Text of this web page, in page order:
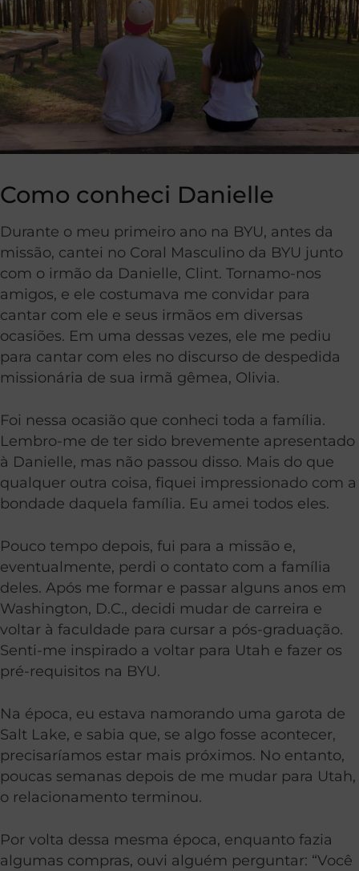
Como conheci Danielle
Durante o meu primeiro ano na BYU, antes da
missão, cantei no Coral Masculino da BYU junto
com o irmão da Danielle, Clint. Tornamo-nos
amigos, e ele costumava me convidar para
cantar com ele e seus irmãos em diversas
ocasiões. Em uma dessas vezes, ele me pediu
para cantar com eles no discurso de despedida
missionária de sua irmã gêmea, Olivia.
Foi nessa ocasião que conheci toda a família.
Lembro-me de ter sido brevemente apresentado
à Danielle, mas não passou disso. Mais do que
qualquer outra coisa, fiquei impressionado com a
bondade daquela família. Eu amei todos eles.
Pouco tempo depois, fui para a missão e,
eventualmente, perdi o contato com a família
deles. Após me formar e passar alguns anos em
Washington, D.C., decidi mudar de carreira e
voltar à faculdade para cursar a pós-graduação.
Senti-me inspirado a voltar para Utah e fazer os
pré-requisitos na BYU.
Na época, eu estava namorando uma garota de
Salt Lake, e sabia que, se algo fosse acontecer,
precisaríamos estar mais próximos. No entanto,
poucas semanas depois de me mudar para Utah,
o relacionamento terminou.
Por volta dessa mesma época, enquanto fazia
algumas compras, ouvi alguém perguntar: “Você